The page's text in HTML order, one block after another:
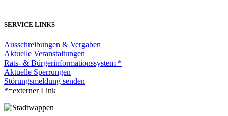
SERVICE LINKS
Ausschreibungen & Vergaben
Aktuelle Veranstaltungen
Rats- & Bürgerinformationssystem *
Aktuelle Sperrungen
Störungsmeldung senden
*=externer Link